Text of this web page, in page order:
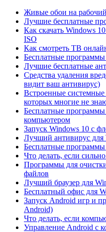
Живые обои на
Лучшие бесплатные
Как скачать Windows
ISO
Как смотреть ТВ
Бесплатные
Лучшие бесплатные
Средства удаления
видит ваш антивирус)
Встроенные
которых многие не
Бесплатные программы
компьютером
Запуск Windows 10 с
Лучший антивирус для
Бесплатные
Что делать, если
Программы для
файлов
Лучший браузер для
Бесплатный офис для
Запуск Android игр и
Android)
Что делать, если
Управление Android с